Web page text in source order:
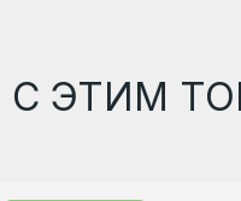
С ЭТИМ